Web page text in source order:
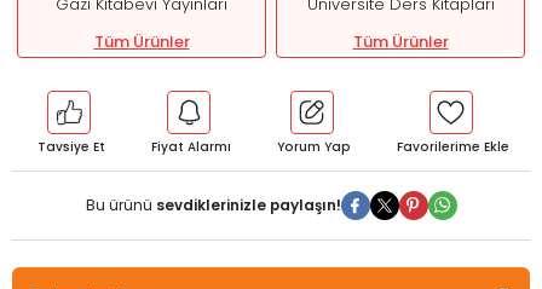
Tüm Ürünler
Tüm Ürünler
Tavsiye Et Fiyat Alarmı Yorum Yap
Bu ürünü sevdiklerinizle paylaşın!